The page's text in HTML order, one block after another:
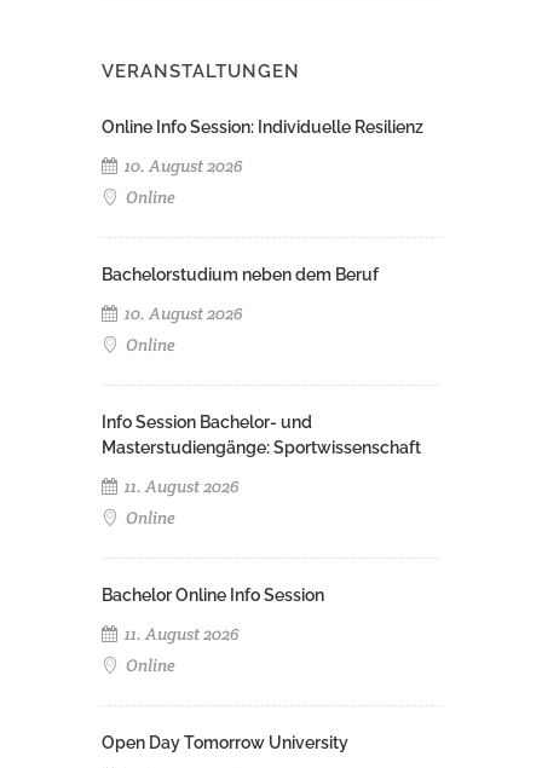
VERANSTALTUNGEN
Online Info Session: Individuelle Resilienz
10. August 2026
Online
Bachelorstudium neben dem Beruf
10. August 2026
Online
Info Session Bachelor- und
Masterstudiengänge: Sportwissenschaft
11. August 2026
Online
Bachelor Online Info Session
11. August 2026
Online
Open Day Tomorrow University